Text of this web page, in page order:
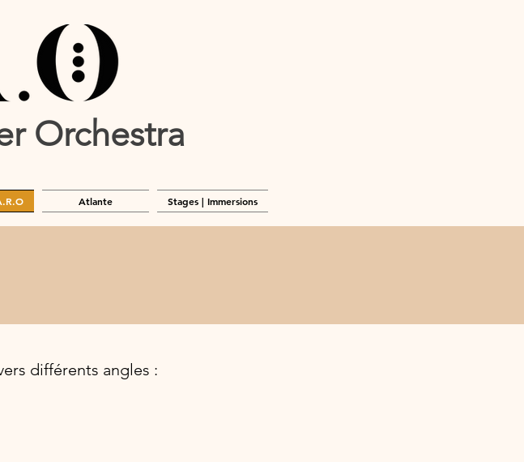
Orchestra
Atlante Stages | Immersions
différents angles :